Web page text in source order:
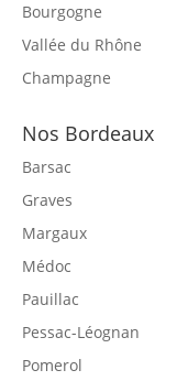
Bourgogne
Vallée du Rhône
Champagne
Nos Bordeaux
Barsac
Graves
Margaux
Médoc
Pauillac
Pessac-Léognan
Pomerol